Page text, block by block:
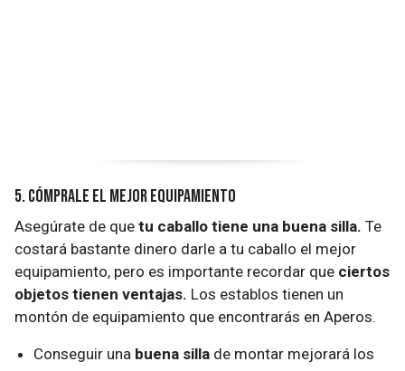
5. Cómprale el mejor equipamiento
Asegúrate de que tu caballo tiene una buena silla. Te
costará bastante dinero darle a tu caballo el mejor
equipamiento, pero es importante recordar que ciertos
objetos tienen ventajas. Los establos tienen un
montón de equipamiento que encontrarás en Aperos.
Conseguir una buena silla de montar mejorará los